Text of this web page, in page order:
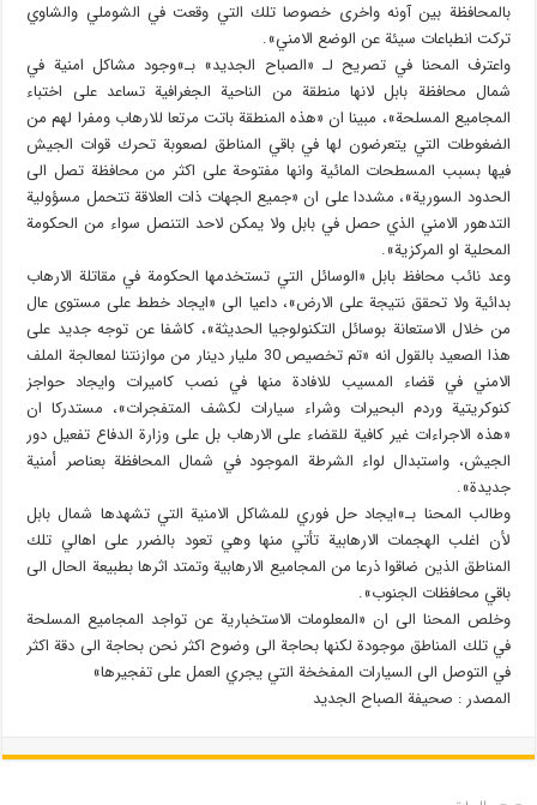
بالمحافظة بين آونه واخرى خصوصا تلك التي وقعت في الشوملي والشاوي
تركت انطباعات سيئة عن الوضع الامني».
واعترف المحنا في تصريح لـ «الصباح الجديد» بـ»وجود مشاكل امنية في
شمال محافظة بابل لانها منطقة من الناحية الجغرافية تساعد على اختباء
المجاميع المسلحة»، مبينا ان «هذه المنطقة باتت مرتعا للارهاب ومفرا لهم من
الضغوطات التي يتعرضون لها في باقي المناطق لصعوبة تحرك قوات الجيش
فيها بسبب المسطحات المائية وانها مفتوحة على اكثر من محافظة تصل الى
الحدود السورية»، مشددا على ان «جميع الجهات ذات العلاقة تتحمل مسؤولية
التدهور الامني الذي حصل في بابل ولا يمكن لاحد التنصل سواء من الحكومة
المحلية او المركزية».
وعد نائب محافظ بابل «الوسائل التي تستخدمها الحكومة في مقاتلة الارهاب
بدائية ولا تحقق نتيجة على الارض»، داعيا الى «ايجاد خطط على مستوى عال
من خلال الاستعانة بوسائل التكنولوجيا الحديثة»، كاشفا عن توجه جديد على
هذا الصعيد بالقول انه «تم تخصيص 30 مليار دينار من موازنتنا لمعالجة الملف
الامني في قضاء المسيب للافادة منها في نصب كاميرات وايجاد حواجز
كنوكريتية وردم البحيرات وشراء سيارات لكشف المتفجرات»، مستدركا ان
«هذه الاجراءات غير كافية للقضاء على الارهاب بل على وزارة الدفاع تفعيل دور
الجيش، واستبدال لواء الشرطة الموجود في شمال المحافظة بعناصر أمنية
جديدة».
وطالب المحنا بـ»ايجاد حل فوري للمشاكل الامنية التي تشهدها شمال بابل
لأن اغلب الهجمات الارهابية تأتي منها وهي تعود بالضرر على اهالي تلك
المناطق الذين ضاقوا ذرعا من المجاميع الارهابية وتمتد اثرها بطبيعة الحال الى
باقي محافظات الجنوب».
وخلص المحنا الى ان «المعلومات الاستخبارية عن تواجد المجاميع المسلحة
في تلك المناطق موجودة لكنها بحاجة الى وضوح اكثر نحن بحاجة الى دقة اكثر
في التوصل الى السيارات المفخخة التي يجري العمل على تفجيرها»
المصدر : صحيفة الصباح الجديد